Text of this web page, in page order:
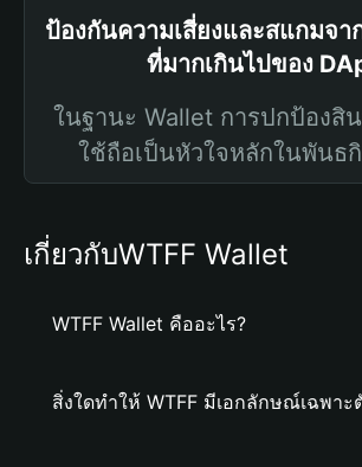
ป้องกันความเสี่ยงและสแกมจ
ที่มากเกินไปของ
ในฐานะ Wallet การปกป้องสิ
ใช้ถือเป็นหัวใจหลักในพันธกิ
เกี่ยวกับWTFF Wallet
WTFF Wallet คืออะไร?
สิ่งใดทำให้ WTFF มีเอกลักษณ์เฉพาะ